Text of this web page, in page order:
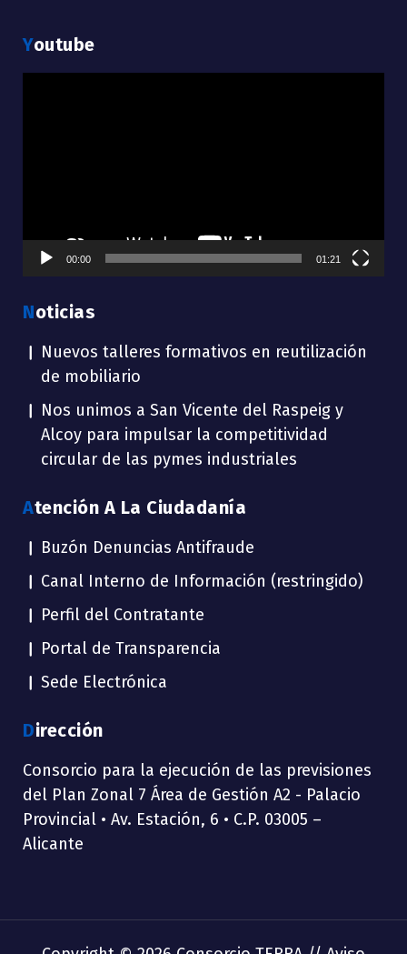
Youtube
00:00 01:21
Noticias
Nuevos talleres formativos en reutilización
de mobiliario
Nos unimos a San Vicente del Raspeig y
Alcoy para impulsar la competitividad
circular de las pymes industriales
Atención A La Ciudadanía
Buzón Denuncias Antifraude
Canal Interno de Información (restringido)
Perfil del Contratante
Portal de Transparencia
Sede Electrónica
Dirección
Consorcio para la ejecución de las previsiones
del Plan Zonal 7 Área de Gestión A2 - Palacio
Provincial • Av. Estación, 6 • C.P. 03005 –
Alicante